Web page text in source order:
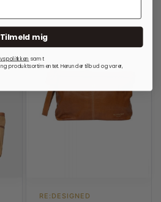
RE:DESIGNED
Tilmeld mig
samt
produktsortimentet. Herunder tilbud og varer,